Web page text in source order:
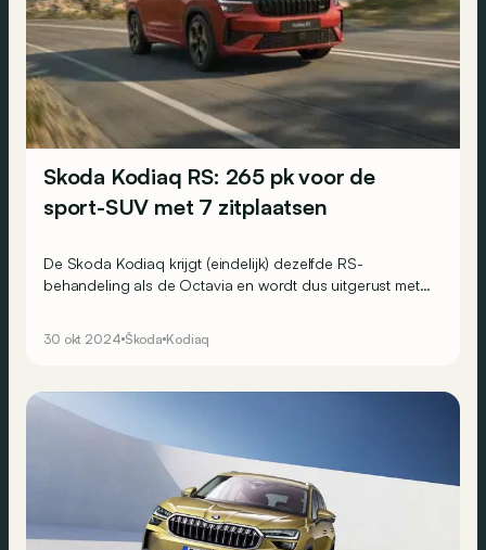
Skoda Kodiaq RS: 265 pk voor de
sport-SUV met 7 zitplaatsen
De Skoda Kodiaq krijgt (eindelijk) dezelfde RS-
behandeling als de Octavia en wordt dus uitgerust met
30 okt 2024 Škoda Kodiaq